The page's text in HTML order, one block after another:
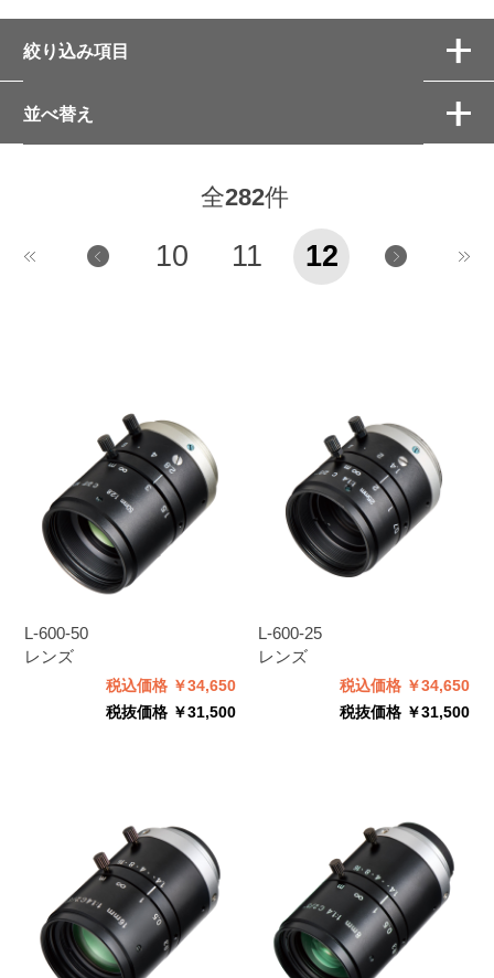
絞り込み項目
並べ替え
全282件
10 11 12
L-600-50
レンズ
税込価格 ￥34,650
税抜価格 ￥31,500
L-600-25
レンズ
税込価格 ￥34,650
税抜価格 ￥31,500